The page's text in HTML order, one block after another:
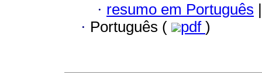
· resumo em Português |
· Português ( pdf )